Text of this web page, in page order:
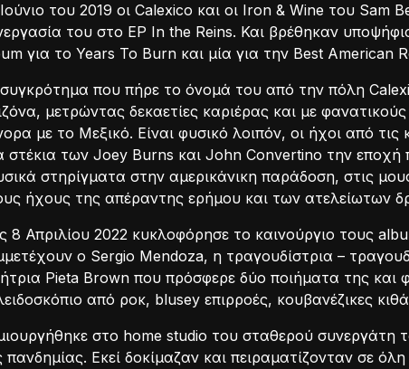
του 2019 οι Calexico και οι Iron & Wine του
του στο EP In the Reins. Και βρέθηκαν
για το Years To Burn και μία για την Best American
που πήρε το όνομά του από την πόλη
μετρώντας δεκαετίες καριέρας και με
με το Μεξικό. Είναι φυσικό λοιπόν, οι ήχοι από
στέκια των Joey Burns και John Convertino την
στηρίγματα στην αμερικάνικη παράδοση, στις
ήχους της απέραντης ερήμου και των ατελείωτων
8 Απριλίου 2022 κυκλοφόρησε το καινούργιο τους
ο Sergio Mendoza, η τραγουδίστρια –
Pieta Brown που πρόσφερε δύο ποιήματα της και
από ροκ, blusey επιρροές, κουβανέζικες
στο home studio του σταθερού συνεργάτη
πανδημίας. Εκεί δοκίμαζαν και πειραματίζονταν σε